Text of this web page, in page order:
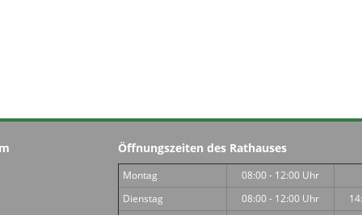
Öffnungszeiten des Rathauses
Montag
08:00 - 12:00 Uhr
Dienstag
08:00 - 12:00 Uhr